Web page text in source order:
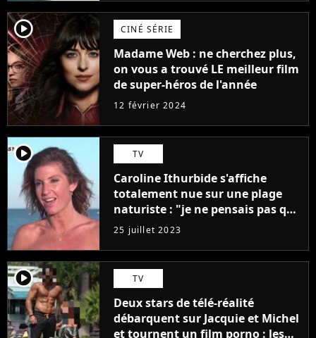
player2 CINÉ SÉRIE
Madame Web : ne cherchez plus,
on vous a trouvé LE meilleur film
de super-héros de l'année
12 février 2024
player2 TV
Caroline Ithurbide s'affiche
totalement nue sur une plage
naturiste : "je ne pensais pas que
j'arriverais à le faire..."
25 juillet 2023
player2 TV
Deux stars de télé-réalité
débarquent sur Jacquie et Michel
et tournent un film porno : les